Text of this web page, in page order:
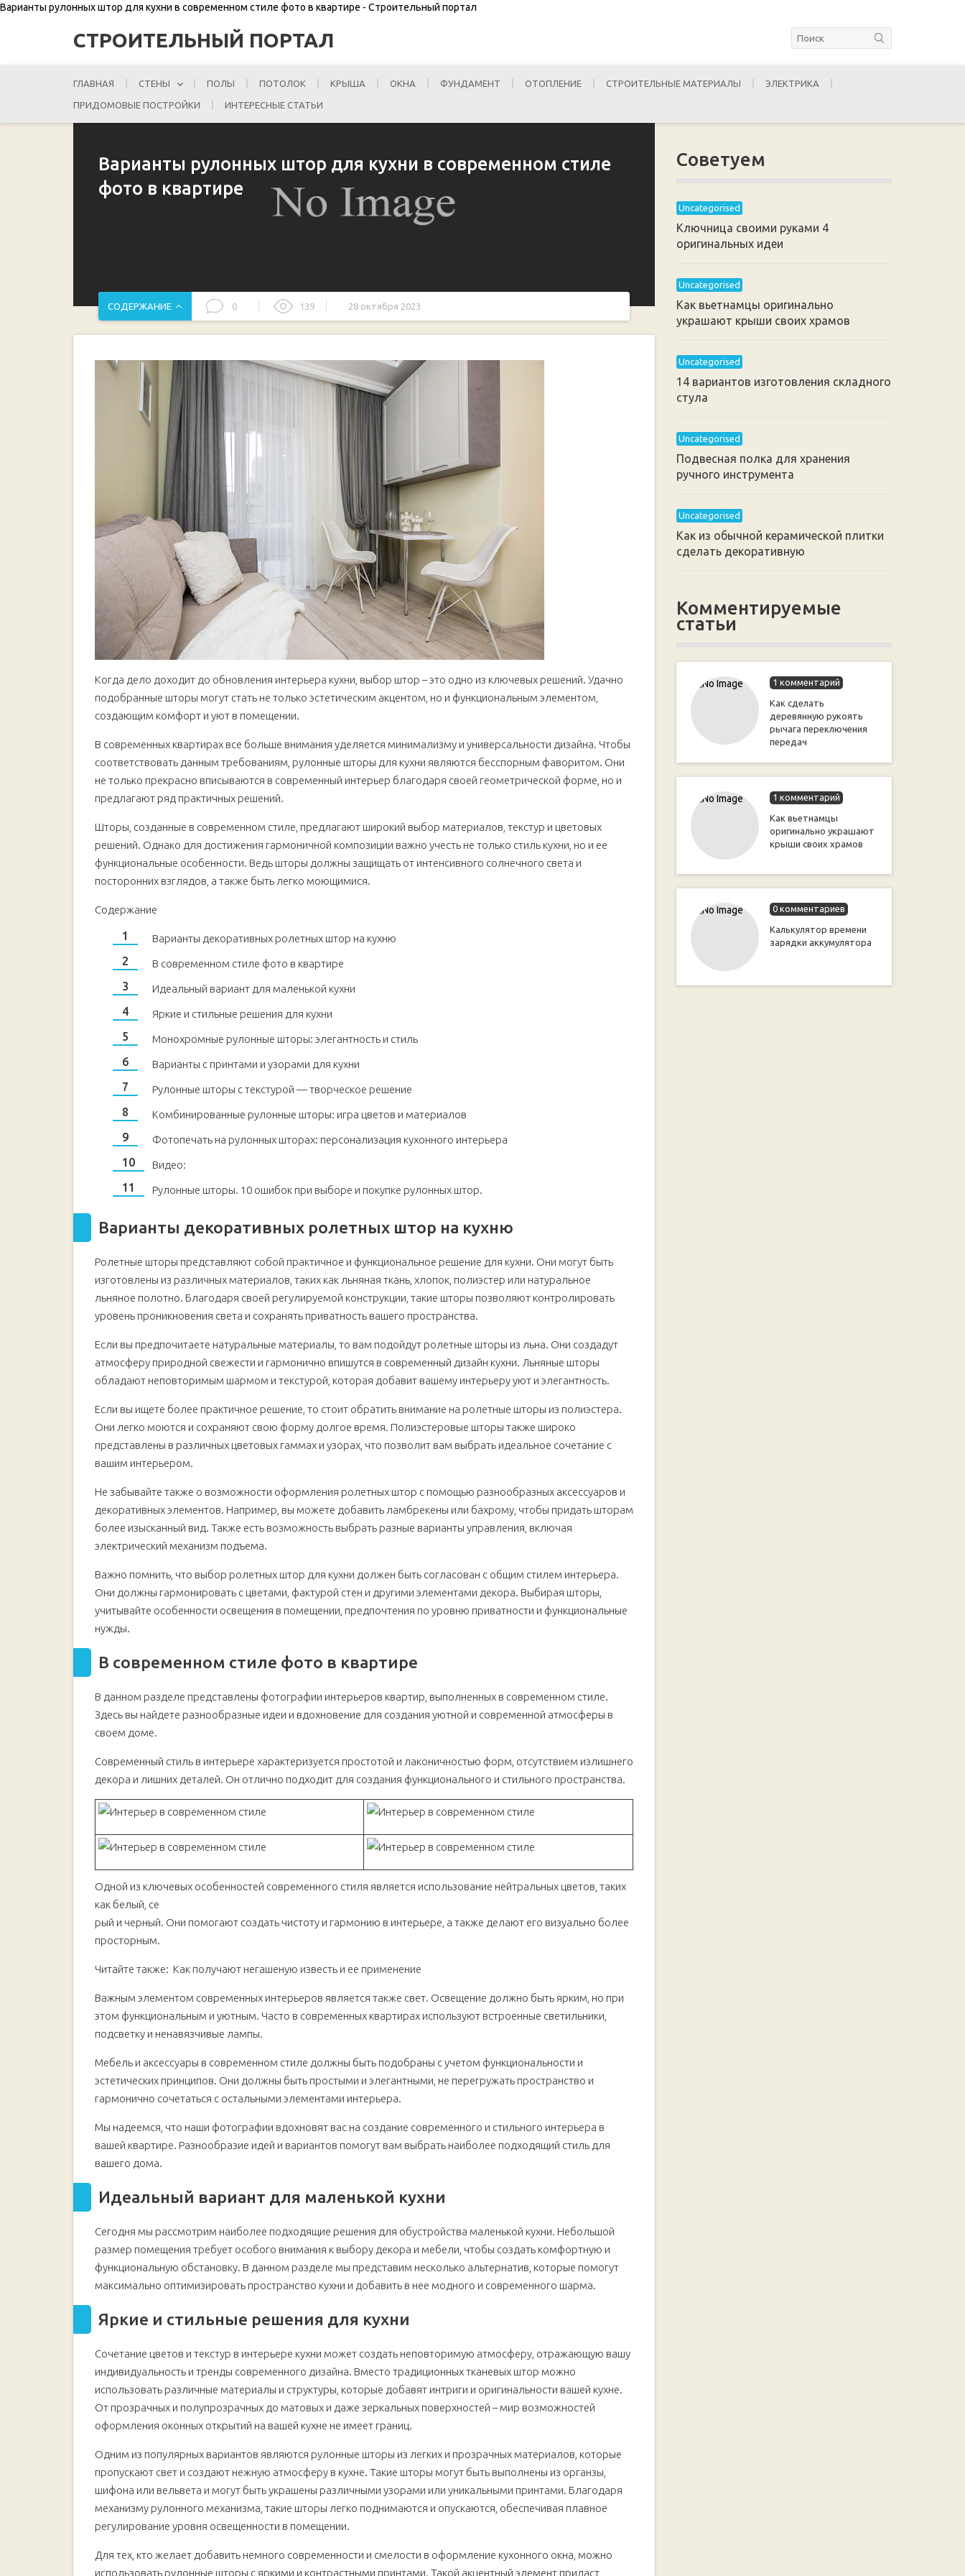
Варианты рулонных штор для кухни в современном стиле фото в квартире - Строительный портал
СТРОИТЕЛЬНЫЙ ПОРТАЛ
ГЛАВНАЯ СТЕНЫ ПОЛЫ ПОТОЛОК КРЫША ОКНА ФУНДАМЕНТ ОТОПЛЕНИЕ СТРОИТЕЛЬНЫЕ МАТЕРИАЛЫ ЭЛЕКТРИКА
ПРИДОМОВЫЕ ПОСТРОЙКИ ИНТЕРЕСНЫЕ СТАТЬИ
Варианты рулонных штор для кухни в современном стиле
фото в квартире
СОДЕРЖАНИЕ 0 139 28 октября 2023
Идеальный вариант для маленькой кухни
Яркие и стильные решения для кухни
Монохромные рулонные шторы: элегантность и стиль
Варианты с принтами и узорами для кухни
Рулонные шторы с текстурой — творческое решение
Комбинированные рулонные шторы: игра цветов и материалов
Фотопечать на рулонных шторах: персонализация кухонного интерьера
Видео:
Рулонные шторы. 10 ошибок при выборе и покупке рулонных штор.
Когда дело доходит до обновления интерьера кухни, выбор штор – это одно из ключевых решений. Удачно
подобранные шторы могут стать не только эстетическим акцентом, но и функциональным элементом,
создающим комфорт и уют в помещении.
В современных квартирах все больше внимания уделяется минимализму и универсальности дизайна. Чтобы
соответствовать данным требованиям, рулонные шторы для кухни являются бесспорным фаворитом. Они
не только прекрасно вписываются в современный интерьер благодаря своей геометрической форме, но и
предлагают ряд практичных решений.
Шторы, созданные в современном стиле, предлагают широкий выбор материалов, текстур и цветовых
решений. Однако для достижения гармоничной композиции важно учесть не только стиль кухни, но и ее
функциональные особенности. Ведь шторы должны защищать от интенсивного солнечного света и
посторонних взглядов, а также быть легко моющимися.
Содержание
Варианты декоративных ролетных штор на кухню
В современном стиле фото в квартире
Идеальный вариант для маленькой кухни
Яркие и стильные решения для кухни
Монохромные рулонные шторы: элегантность и стиль
Варианты с принтами и узорами для кухни
Рулонные шторы с текстурой — творческое решение
Комбинированные рулонные шторы: игра цветов и материалов
Фотопечать на рулонных шторах: персонализация кухонного интерьера
Видео:
Рулонные шторы. 10 ошибок при выборе и покупке рулонных штор.
Варианты декоративных ролетных штор на кухню
Ролетные шторы представляют собой практичное и функциональное решение для кухни. Они могут быть
изготовлены из различных материалов, таких как льняная ткань, хлопок, полиэстер или натуральное
льняное полотно. Благодаря своей регулируемой конструкции, такие шторы позволяют контролировать
уровень проникновения света и сохранять приватность вашего пространства.
Если вы предпочитаете натуральные материалы, то вам подойдут ролетные шторы из льна. Они создадут
атмосферу природной свежести и гармонично впишутся в современный дизайн кухни. Льняные шторы
обладают неповторимым шармом и текстурой, которая добавит вашему интерьеру уют и элегантность.
Если вы ищете более практичное решение, то стоит обратить внимание на ролетные шторы из полиэстера.
Они легко моются и сохраняют свою форму долгое время. Полиэстеровые шторы также широко
представлены в различных цветовых гаммах и узорах, что позволит вам выбрать идеальное сочетание с
вашим интерьером.
Не забывайте также о возможности оформления ролетных штор с помощью разнообразных аксессуаров и
декоративных элементов. Например, вы можете добавить ламбрекены или бахрому, чтобы придать шторам
более изысканный вид. Также есть возможность выбрать разные варианты управления, включая
электрический механизм подъема.
Важно помнить, что выбор ролетных штор для кухни должен быть согласован с общим стилем интерьера.
Они должны гармонировать с цветами, фактурой стен и другими элементами декора. Выбирая шторы,
учитывайте особенности освещения в помещении, предпочтения по уровню приватности и функциональные
нужды.
В современном стиле фото в квартире
В данном разделе представлены фотографии интерьеров квартир, выполненных в современном стиле.
Здесь вы найдете разнообразные идеи и вдохновение для создания уютной и современной атмосферы в
своем доме.
Современный стиль в интерьере характеризуется простотой и лаконичностью форм, отсутствием излишнего
декора и лишних деталей. Он отлично подходит для создания функционального и стильного пространства.
Одной из ключевых особенностей современного стиля является использование нейтральных цветов, таких
как белый, се
рый и черный. Они помогают создать чистоту и гармонию в интерьере, а также делают его визуально более
просторным.
Читайте также: Как получают негашеную известь и ее применение
Важным элементом современных интерьеров является также свет. Освещение должно быть ярким, но при
этом функциональным и уютным. Часто в современных квартирах используют встроенные светильники,
подсветку и ненавязчивые лампы.
Мебель и аксессуары в современном стиле должны быть подобраны с учетом функциональности и
эстетических принципов. Они должны быть простыми и элегантными, не перегружать пространство и
гармонично сочетаться с остальными элементами интерьера.
Мы надеемся, что наши фотографии вдохновят вас на создание современного и стильного интерьера в
вашей квартире. Разнообразие идей и вариантов помогут вам выбрать наиболее подходящий стиль для
вашего дома.
Идеальный вариант для маленькой кухни
Сегодня мы рассмотрим наиболее подходящие решения для обустройства маленькой кухни. Небольшой
размер помещения требует особого внимания к выбору декора и мебели, чтобы создать комфортную и
функциональную обстановку. В данном разделе мы представим несколько альтернатив, которые помогут
максимально оптимизировать пространство кухни и добавить в нее модного и современного шарма.
Яркие и стильные решения для кухни
Сочетание цветов и текстур в интерьере кухни может создать неповторимую атмосферу, отражающую вашу
индивидуальность и тренды современного дизайна. Вместо традиционных тканевых штор можно
использовать различные материалы и структуры, которые добавят интриги и оригинальности вашей кухне.
От прозрачных и полупрозрачных до матовых и даже зеркальных поверхностей – мир возможностей
оформления оконных открытий на вашей кухне не имеет границ.
Одним из популярных вариантов являются рулонные шторы из легких и прозрачных материалов, которые
пропускают свет и создают нежную атмосферу в кухне. Такие шторы могут быть выполнены из органзы,
шифона или вельвета и могут быть украшены различными узорами или уникальными принтами. Благодаря
механизму рулонного механизма, такие шторы легко поднимаются и опускаются, обеспечивая плавное
регулирование уровня освещенности в помещении.
Для тех, кто желает добавить немного современности и смелости в оформление кухонного окна, можно
использовать рулонные шторы с яркими и контрастными принтами. Такой акцентный элемент придаст
Советуем
Uncategorised
Ключница своими руками 4
оригинальных идеи
Uncategorised
Как вьетнамцы оригинально
украшают крыши своих храмов
Uncategorised
14 вариантов изготовления складного
стула
Uncategorised
Подвесная полка для хранения
ручного инструмента
Uncategorised
Как из обычной керамической плитки
сделать декоративную
Комментируемые
статьи
1 комментарий
Как сделать
деревянную рукоять
рычага переключения
передач
1 комментарий
Как вьетнамцы
оригинально украшают
крыши своих храмов
0 комментариев
Калькулятор времени
зарядки аккумулятора